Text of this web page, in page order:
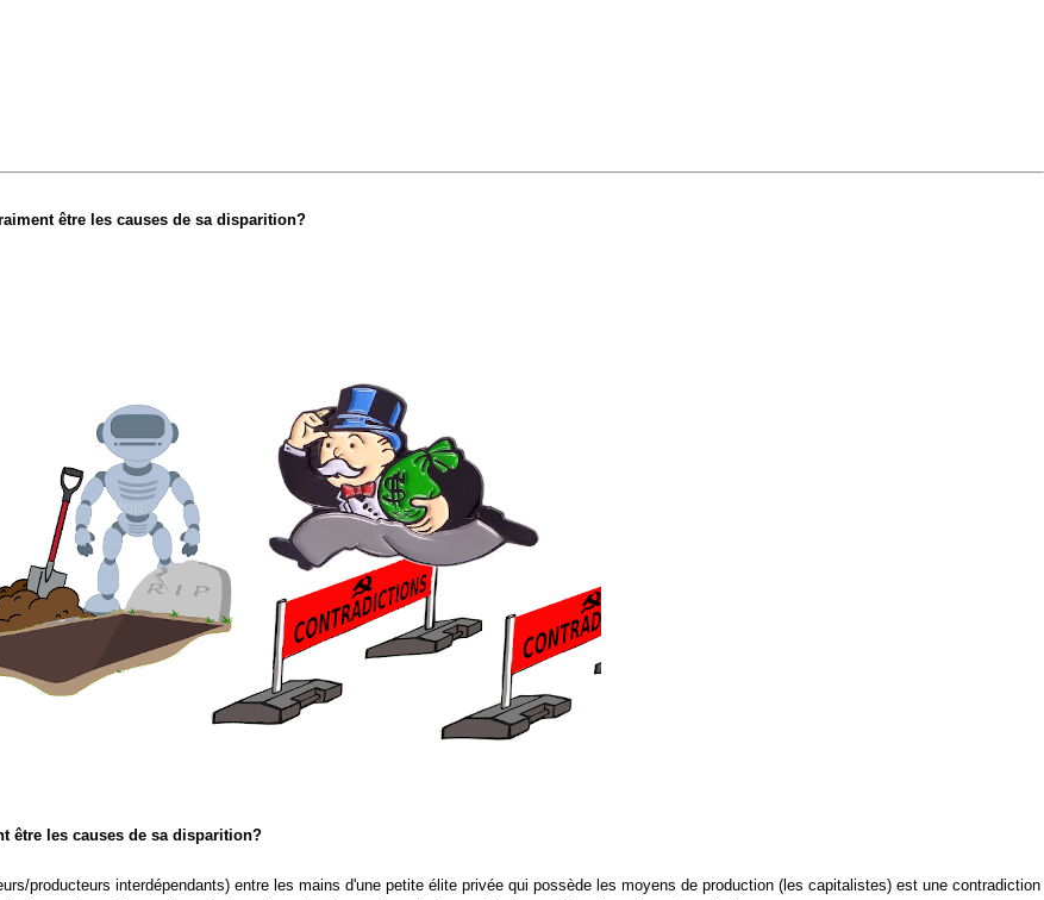
être les causes de sa disparition?
être les causes de sa disparition?
producteurs interdépendants) entre les mains d'une petite élite privée qui possède les moyens de production (les capitalistes) est une contradiction